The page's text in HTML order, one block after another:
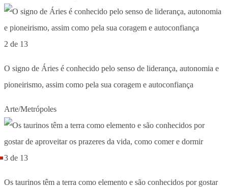
2 de 13
O signo de Áries é conhecido pelo senso de liderança, autonomia e
pioneirismo, assim como pela sua coragem e autoconfiança
Arte/Metrópoles
3 de 13
Os taurinos têm a terra como elemento e são conhecidos por gostar